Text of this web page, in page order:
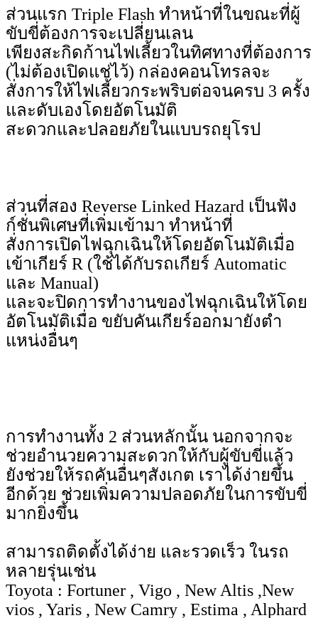
ส่วนแรก Triple Flash ทำหน้าที่ในขณะที่ผู้
ขับขี่ต้องการจะเปลี่ยนเลน
เพียงสะกิดก้านไฟเลี้ยวในทิศทางที่ต้องการ
(ไม่ต้องเปิดแช่ไว้) กล่องคอนโทรลจะ
สั่งการให้ไฟเลี้ยวกระพริบต่อจนครบ 3 ครั้ง
และดับเองโดยอัตโนมัติ
สะดวกและปลอยภัยในแบบรถยุโรป
ส่วนที่สอง Reverse Linked Hazard เป็นฟัง
ก์ชั่นพิเศษที่เพิ่มเข้ามา ทำหน้าที่
สั่งการเปิดไฟฉุกเฉินให้โดยอัตโนมัติเมื่อ
เข้าเกียร์ R (ใช้ได้กับรถเกียร์ Automatic
และ Manual)
และจะปิดการทำงานของไฟฉุกเฉินให้โดย
อัตโนมัติเมื่อ ขยับคันเกียร์ออกมายังตำ
แหน่งอื่นๆ
การทำงานทั้ง 2 ส่วนหลักนั้น นอกจากจะ
ช่วยอำนวยความสะดวกให้กับผู้ขับขี่แล้ว
ยังช่วยให้รถคันอื่นๆสังเกต เราได้ง่ายขึ้น
อีกด้วย ช่วยเพิ่มความปลอดภัยในการขับขี่
มากยิ่งขึ้น
สามารถติดตั้งได้ง่าย และรวดเร็ว ในรถ
หลายรุ่นเช่น
Toyota : Fortuner , Vigo , New Altis ,New
vios , Yaris , New Camry , Estima , Alphard